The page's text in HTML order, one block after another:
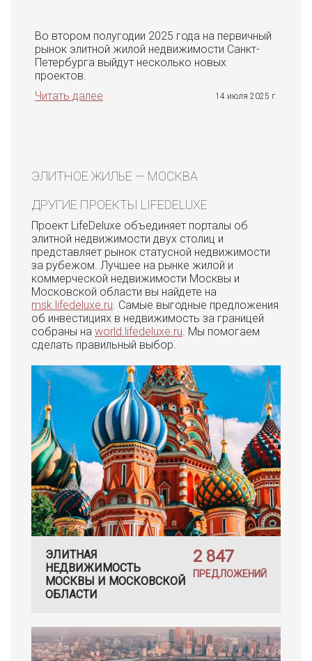
Во втором полугодии 2025 года на первичный
рынок элитной жилой недвижимости Санкт-
Петербурга выйдут несколько новых
проектов.
Читать далее
14 июля 2025 г.
ЭЛИТНОЕ ЖИЛЬЕ — МОСКВА
ДРУГИЕ ПРОЕКТЫ LIFEDELUXE
Проект LifeDeluxe объединяет порталы об
элитной недвижимости двух столиц и
представляет рынок статусной недвижимости
за рубежом. Лучшее на рынке жилой и
коммерческой недвижимости Москвы и
Московской области вы найдете на
msk.lifedeluxe.ru. Самые выгодные предложения
об инвестициях в недвижимость за границей
собраны на world.lifedeluxe.ru. Мы помогаем
сделать правильный выбор.
ЭЛИТНАЯ
НЕДВИЖИМОСТЬ
МОСКВЫ И МОСКОВСКОЙ
ОБЛАСТИ
2 847
ПРЕДЛОЖЕНИЙ